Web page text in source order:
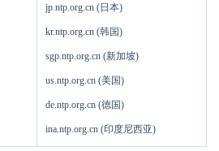
jp.ntp.org.cn (日本)
kr.ntp.org.cn (韩国)
sgp.ntp.org.cn (新加坡)
us.ntp.org.cn (美国)
de.ntp.org.cn (德国)
ina.ntp.org.cn (印度尼西亚)